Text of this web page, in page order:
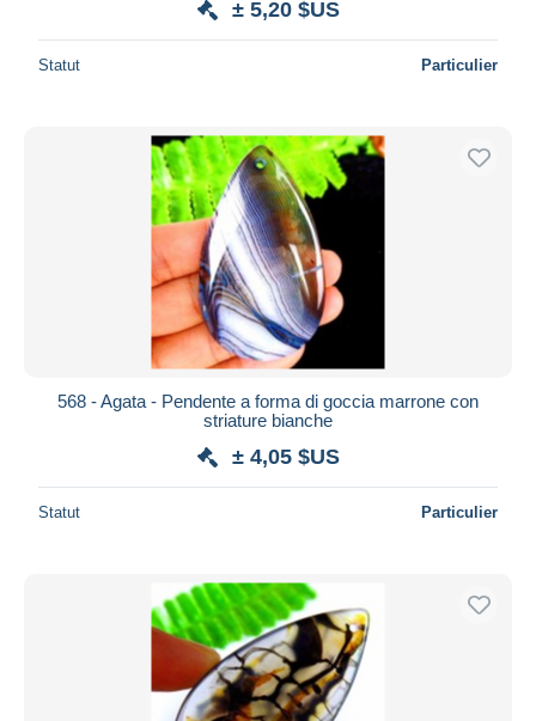
± 5,20 $US
Statut Particulier
568 - Agata - Pendente a forma di goccia marrone con
striature bianche
± 4,05 $US
Statut Particulier